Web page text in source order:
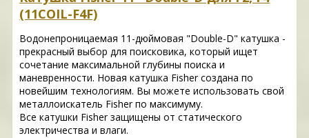
(11COIL-F4F)
Водонепроницаемая 11-дюймовая "Double-D" катушка -
прекрасный выбор для поисковика, который ищет
сочетание максимальной глубины поиска и
маневренности. Новая катушка Fisher создана по
новейшим технологиям. Вы можете использовать свой
металлоискатель Fisher по максимуму.
Все катушки Fisher защищены от статического
электричества и влаги.